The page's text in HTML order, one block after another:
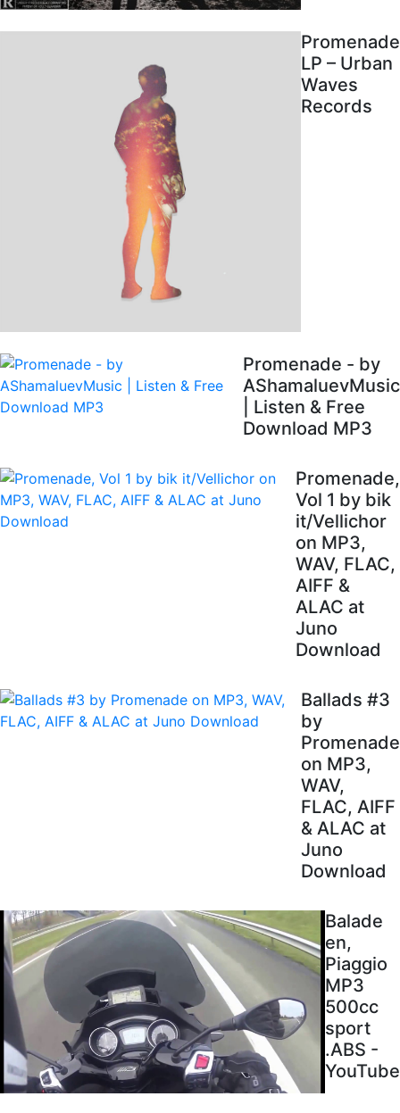
Promenade
LP – Urban
Waves
Records
Promenade - by
AShamaluevMusic
| Listen & Free
Download MP3
Promenade,
Vol 1 by bik
it/Vellichor
on MP3,
WAV, FLAC,
AIFF &
ALAC at
Juno
Download
Ballads #3
by
Promenade
on MP3,
WAV,
FLAC, AIFF
& ALAC at
Juno
Download
Balade
en,
Piaggio
MP3
500cc
sport
.ABS -
YouTube